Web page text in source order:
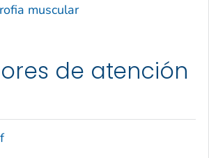
muscular
de atención